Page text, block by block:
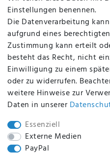
BEQUEM UND SICHER
BEI UNS SIND SIE SICHER!
Einstellungen benennen.
Die Datenverarbeitung
aufgrund eines
Zustimmung kann erteilt
besteht das Recht, nicht
Einwilligung zu einem
oder zu widerrufen.
weitere Hinweise zur
Daten in unserer
Essenziell
Externe Medien
PayPal